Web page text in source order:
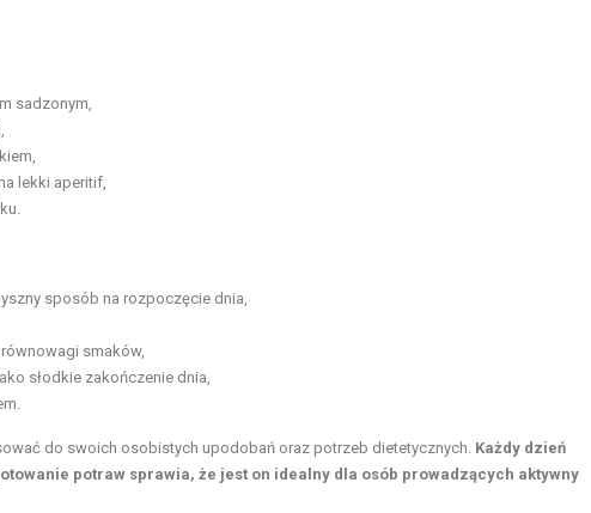
sadzonym,
lekki aperitif,
sposób na rozpoczęcie dnia,
smaków,
słodkie zakończenie dnia,
do swoich osobistych upodobań oraz potrzeb dietetycznych. Każdy dzień
potraw sprawia, że jest on idealny dla osób prowadzących aktywny